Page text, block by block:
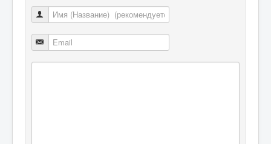
Имя (Название)
Email